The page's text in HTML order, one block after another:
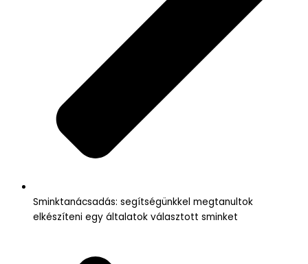
Sminktanácsadás: segítségünkkel megtanultok
elkészíteni egy általatok választott sminket